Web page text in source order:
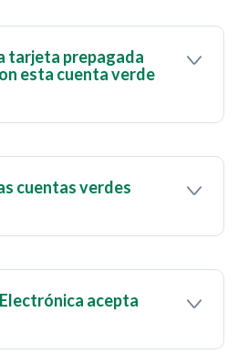
tarjeta prepagada
esta cuenta verde
tanto la versión física
cuentas verdes
acepta